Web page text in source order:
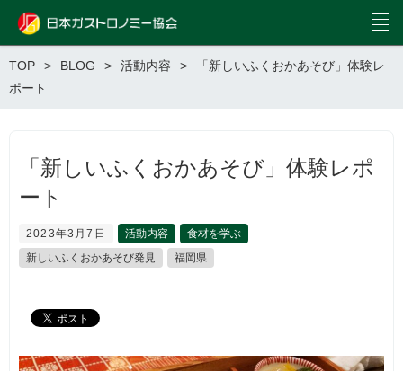
TOP BLOG 活動内容
「新しいふくおかあそび」体験レ
ポート
「新しいふくおかあそび」体験レポ
ート
2023年3月7日 活動内容
食材を学ぶ
新しいふくおかあそび発見
福岡県